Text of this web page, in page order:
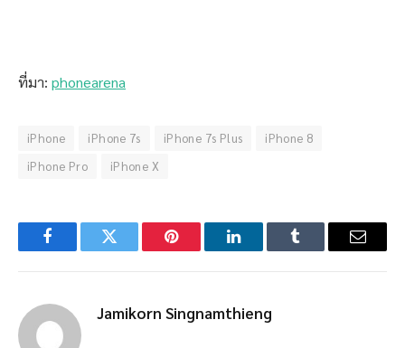
ที่มา: phonearena
iPhone iPhone 7s iPhone 7s Plus
iPhone 8
iPhone Pro
iPhone X
FacebookTwitter Pinterest LinkedInTumblr Email
Jamikorn Singnamthieng